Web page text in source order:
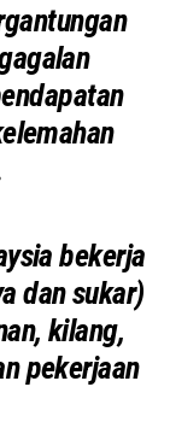
bekerja
dan sukar)
kilang,
pekerjaan